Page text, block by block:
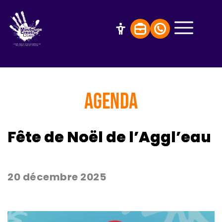
AGENDA
Fête de Noël de l’Aggl’eau
20 décembre 2025